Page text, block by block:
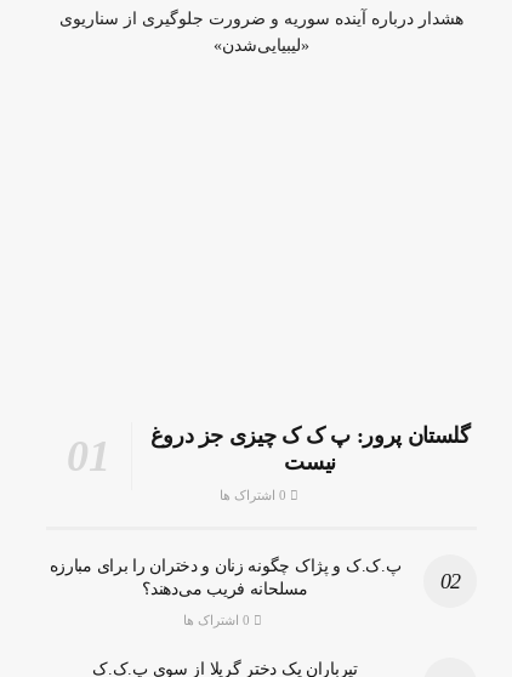
هشدار درباره آینده سوریه و ضرورت جلوگیری از سناریوی
«لیبیایی‌شدن»
گلستان پرور: پ ک ک چیزی جز دروغ
نیست
پ.ک.ک و پژاک چگونه زنان و دختران را برای مبارزه
مسلحانه فریب می‌دهند؟
تیرباران یک دختر گریلا از سوی پ.ک.ک